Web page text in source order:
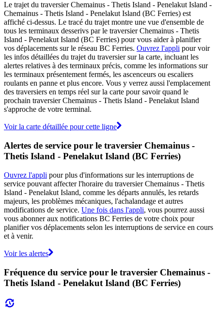
Le trajet du traversier Chemainus - Thetis Island - Penelakut Island -
Chemainus - Thetis Island - Penelakut Island (BC Ferries) est
affiché ci-dessus. Le tracé du trajet montre une vue d'ensemble de
tous les terminaux desserivs par le traversier Chemainus - Thetis
Island - Penelakut Island (BC Ferries) pour vous aider à planifier
vos déplacements sur le réseau BC Ferries. Ouvrez l'appli pour voir
les infos détaillées du trajet du traversier sur la carte, incluant les
alertes relatives à des terminaux précis, comme les informations sur
les terminaux présentement fermés, les ascenceurs ou escaliers
roulants en panne et plus encore. Vous y verrez aussi l'emplacement
des traversiers en temps réel sur la carte pour savoir quand le
prochain traversier Chemainus - Thetis Island - Penelakut Island
s'approche de votre terminal.
Voir la carte détaillée pour cette ligne
Alertes de service pour le traversier Chemainus -
Thetis Island - Penelakut Island (BC Ferries)
Ouvrez l'appli pour plus d'informations sur les interruptions de
service pouvant affecter l'horaire du traversier Chemainus - Thetis
Island - Penelakut Island, comme les départs annulés, les retards
majeurs, les problèmes mécaniques, l'achalandage et autres
modifications de service. Une fois dans l'appli, vous pourrez aussi
vous abonner aux notifications BC Ferries de votre choix pour
planifier vos déplacements selon les interruptions de service en cours
et à venir.
Voir les alertes
Fréquence du service pour le traversier Chemainus -
Thetis Island - Penelakut Island (BC Ferries)